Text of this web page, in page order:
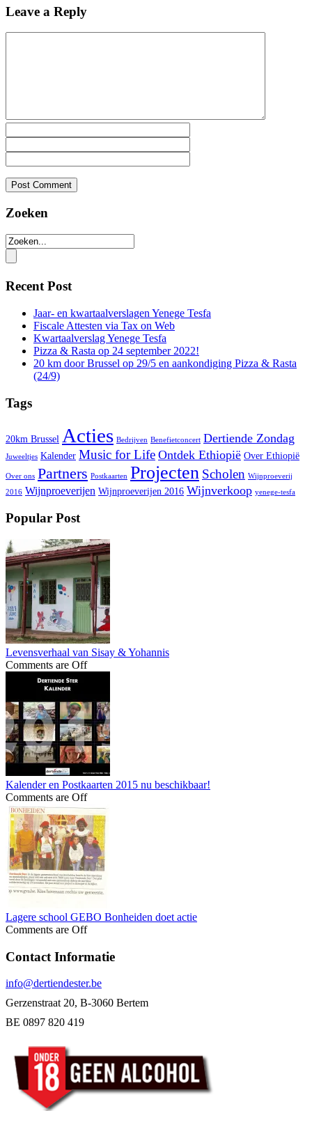
Leave a Reply
Zoeken
Recent Post
Jaar- en kwartaalverslagen Yenege Tesfa
Fiscale Attesten via Tax on Web
Kwartaalverslag Yenege Tesfa
Pizza & Rasta op 24 september 2022!
20 km door Brussel op 29/5 en aankondiging Pizza & Rasta
(24/9)
Tags
20km Brussel Acties Bedrijven Benefietconcert Dertiende Zondag
Juweeltjes Kalender Music for Life Ontdek Ethiopië Over Ethiopië
Over ons Partners Postkaarten Projecten Scholen Wijnproeverij
2016 Wijnproeverijen Wijnproeverijen 2016 Wijnverkoop yenege-tesfa
Popular Post
Levensverhaal van Sisay & Yohannis
Comments are Off
Kalender en Postkaarten 2015 nu beschikbaar!
Comments are Off
Lagere school GEBO Bonheiden doet actie
Comments are Off
Contact Informatie
info@dertiendester.be
Gerzenstraat 20, B-3060 Bertem
BE 0897 820 419